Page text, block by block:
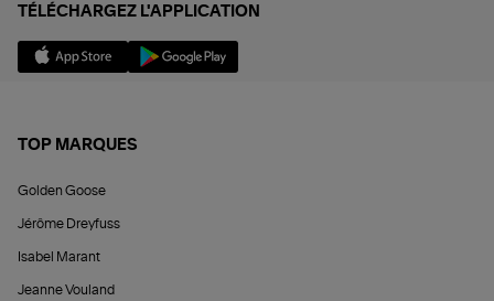
TÉLÉCHARGEZ L'APPLICATION
TOP MARQUES
Golden Goose
Jérôme Dreyfuss
Isabel Marant
Jeanne Vouland